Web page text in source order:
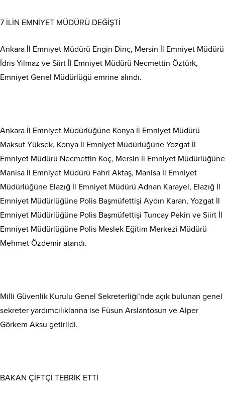
7 İLİN EMNİYET MÜDÜRÜ DEĞİŞTİ
Ankara İl Emniyet Müdürü Engin Dinç, Mersin İl Emniyet Müdürü
İdris Yılmaz ve Siirt İl Emniyet Müdürü Necmettin Öztürk,
Emniyet Genel Müdürlüğü emrine alındı.
Ankara İl Emniyet Müdürlüğüne Konya İl Emniyet Müdürü
Maksut Yüksek, Konya İl Emniyet Müdürlüğüne Yozgat İl
Emniyet Müdürü Necmettin Koç, Mersin İl Emniyet Müdürlüğüne
Manisa İl Emniyet Müdürü Fahri Aktaş, Manisa İl Emniyet
Müdürlüğüne Elazığ İl Emniyet Müdürü Adnan Karayel, Elazığ İl
Emniyet Müdürlüğüne Polis Başmüfettişi Aydın Karan, Yozgat İl
Emniyet Müdürlüğüne Polis Başmüfettişi Tuncay Pekin ve Siirt İl
Emniyet Müdürlüğüne Polis Meslek Eğitim Merkezi Müdürü
Mehmet Özdemir atandı.
Milli Güvenlik Kurulu Genel Sekreterliği’nde açık bulunan genel
sekreter yardımcılıklarına ise Füsun Arslantosun ve Alper
Görkem Aksu getirildi.
BAKAN ÇİFTÇİ TEBRİK ETTİ